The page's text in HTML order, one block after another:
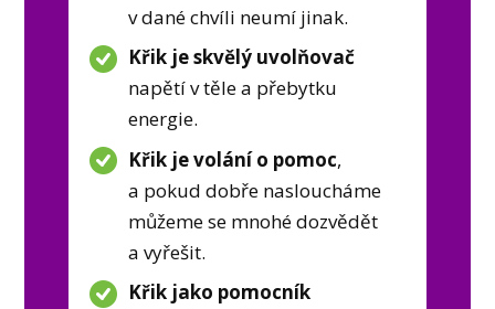
v dané chvíli neumí jinak.
Křik je skvělý uvolňovač
napětí v těle a přebytku
energie.
Křik je volání o pomoc,
a pokud dobře nasloucháme
můžeme se mnohé dozvědět
a vyřešit.
Křik jako pomocník